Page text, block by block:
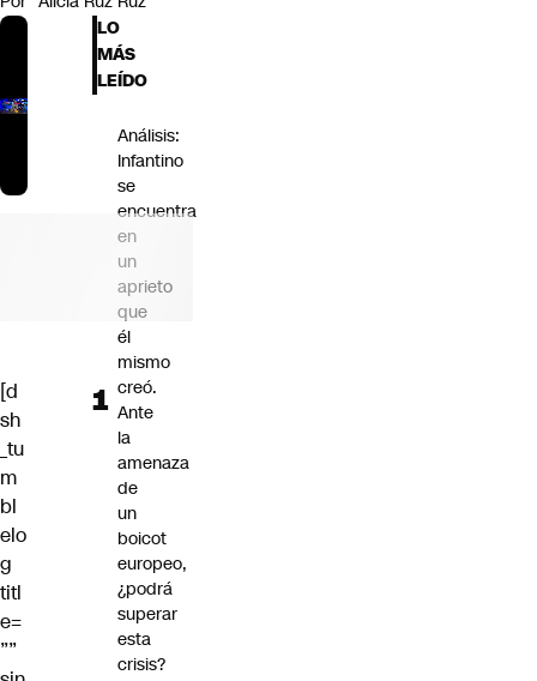
[d
sh
_tu
m
bl
elo
g
titl
e=
””
LO
MÁS
LEÍDO
Análisis:
Infantino
se
encuentra
en
un
aprieto
que
él
mismo
creó.
Ante
la
amenaza
de
un
boicot
europeo,
¿podrá
superar
esta
crisis?